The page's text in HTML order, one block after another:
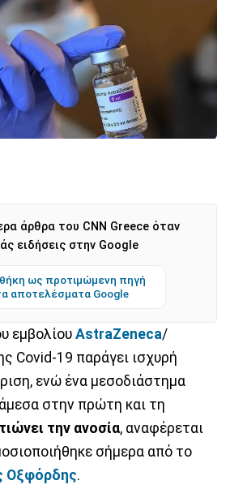
άρθρα του CNN Greece όταν
ειδήσεις στην Google
ως προτιμώμενη πηγή
αποτελέσματα Google
εμβολίου AstraZeneca/
Covid-19 παράγει ισχυρή
ενώ ένα μεσοδιάστημα
στην πρώτη και τη
την ανοσία, αναφέρεται
σήμερα από το
Οξφόρδης.